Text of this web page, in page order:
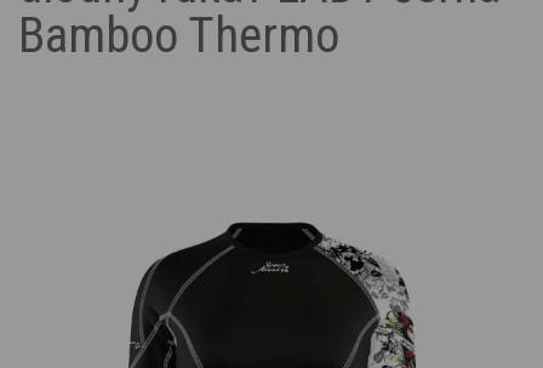
Bamboo Thermo